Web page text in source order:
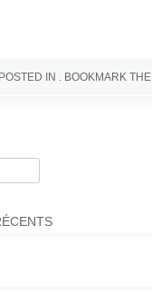
IN . BOOKMARK THE